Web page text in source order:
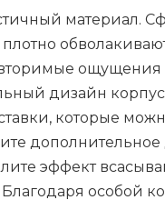
материал.
ощущения
дизайн
которые
эффект
Благодаря особой